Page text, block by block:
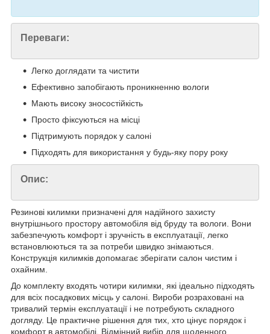
Переваги:
Легко доглядати та чистити
Ефективно запобігають проникненню вологи
Мають високу зносостійкість
Просто фіксуються на місці
Підтримують порядок у салоні
Підходять для використання у будь-яку пору року
Опис:
Резинові килимки призначені для надійного захисту
внутрішнього простору автомобіля від бруду та вологи. Вони
забезпечують комфорт і зручність в експлуатації, легко
встановлюються та за потреби швидко знімаються.
Конструкція килимків допомагає зберігати салон чистим і
охайним.
До комплекту входять чотири килимки, які ідеально підходять
для всіх посадкових місць у салоні. Вироби розраховані на
тривалий термін експлуатації і не потребують складного
догляду. Це практичне рішення для тих, хто цінує порядок і
комфорт в автомобілі. Відмінний вибір для щоденного